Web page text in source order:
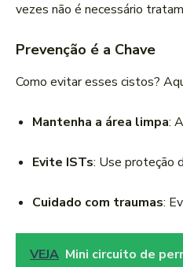
vezes não é necessário
Prevenção é a Chave
Como evitar esses cistos?
Mantenha a área limpa:
Evite ISTs: Use proteção
Cuidado com traumas:
VEJA Mini circuito de